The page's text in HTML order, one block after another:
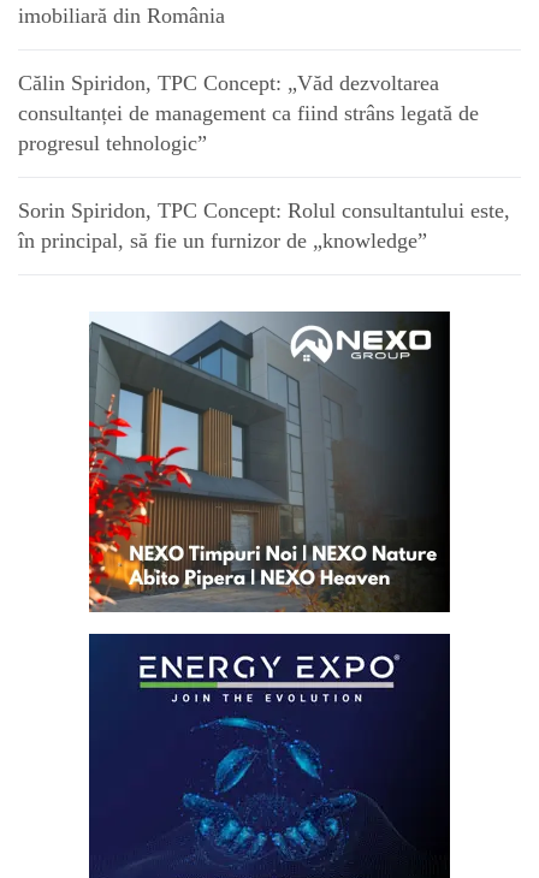
imobiliară din România
Călin Spiridon, TPC Concept: „Văd dezvoltarea
consultanței de management ca fiind strâns legată de
progresul tehnologic”
Sorin Spiridon, TPC Concept: Rolul consultantului este,
în principal, să fie un furnizor de „knowledge”